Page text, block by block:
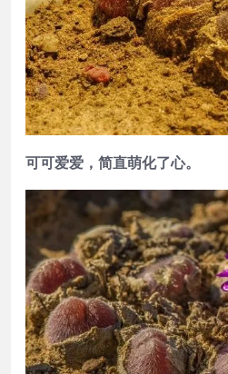
可可爱爱，简直萌化了心。